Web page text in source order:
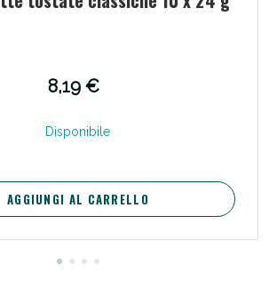
8,19 €
Disponibile
AGGIUNGI AL CARRELLO